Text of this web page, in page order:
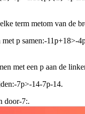
term metom van de
p samen:-11p+18>-
met een p aan de
-7p>-14-7p-14.
door-7:.